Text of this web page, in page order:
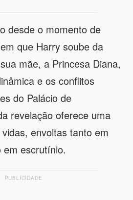
desde o momento de
que Harry soube da
mãe, a Princesa Diana,
e os conflitos
do Palácio de
revelação oferece uma
envoltas tanto em
em escrutínio.
PUBLICIDADE